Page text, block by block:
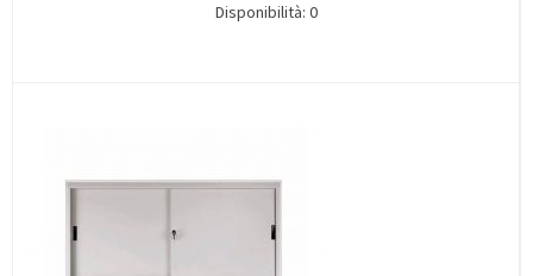
Disponibilità: 0